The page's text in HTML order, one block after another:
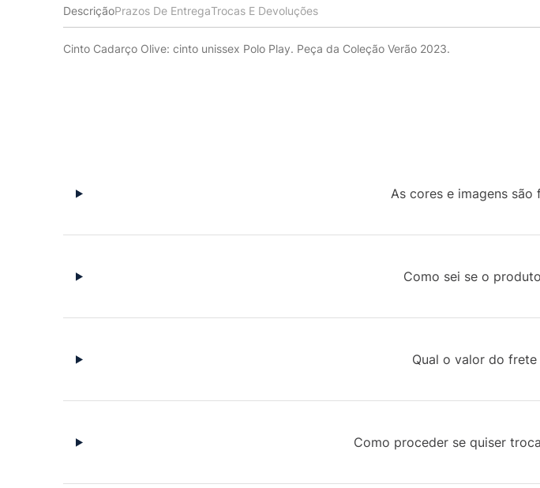
DescriçãoPrazos De EntregaTrocas E Devoluções
Cinto Cadarço Olive: cinto unissex Polo Play. Peça da Coleção Verão 2023.
As cores e imagens
Como sei se o
Qual o valor do
Como proceder se quiser